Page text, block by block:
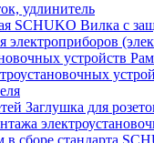
удлинитель
Вилка с
Заглушка для